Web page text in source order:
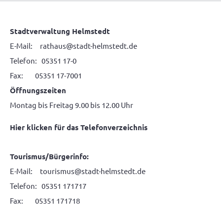
Stadtverwaltung Helmstedt
E-Mail: rathaus@stadt-helmstedt.de
Telefon: 05351 17-0
Fax: 05351 17-7001
Öffnungszeiten
Montag bis Freitag 9.00 bis 12.00 Uhr
Hier klicken für das Telefonverzeichnis
Tourismus/Bürgerinfo:
E-Mail: tourismus@stadt-helmstedt.de
Telefon: 05351 171717
Fax: 05351 171718